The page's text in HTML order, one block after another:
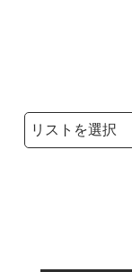
検索リストの選択